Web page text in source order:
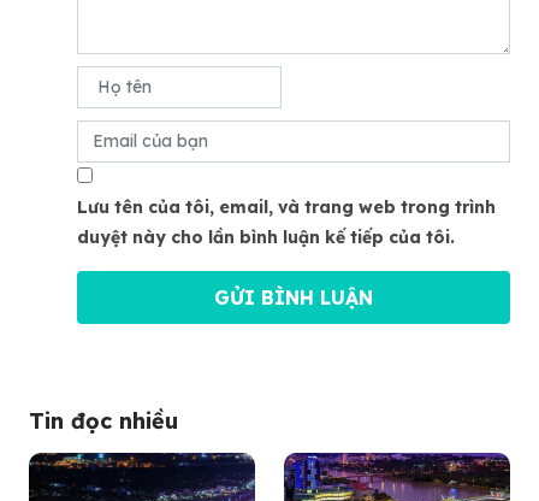
Lưu tên của tôi, email, và trang web trong trình
duyệt này cho lần bình luận kế tiếp của tôi.
Tin đọc nhiều